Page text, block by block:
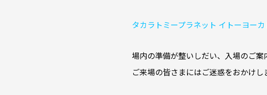
タカラトミープラネット イトーヨー
場内の準備が整いしだい、入場のご案
ご来場の皆さまにはご迷惑をおかけし